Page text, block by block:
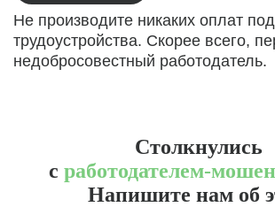
Не производите никаких оплат
трудоустройства. Скорее всего,
недобросовестный работодатель.
Столкнулись
с работодателем-
Напишите нам об